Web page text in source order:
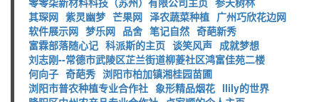
其琛网 紫灵幽梦 芒果网 泽农蔬菜种植 广州巧欣花边网
软件展示网 梦乐网 品舍 笔记自然 奇葩新秀
富霖部落随心记 科派斯的主页 谈笑风声 成就梦想
刘志刚--常德市武陵区芷兰街道柳菱社区鸿富佳苑二楼
何向子 奇葩秀 浏阳市柏加镇湘桂园苗圃
浏阳市普农种植专业合作社 象形精品烟花 llily的世界